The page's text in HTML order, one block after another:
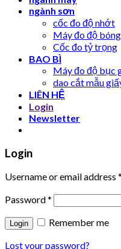
ngành sơn
cốc đo độ nhớt
Máy đo độ bóng
Cốc đo tỷ trọng
BAO BÌ
Máy đo độ bục
dao cắt mẫu
LIÊN HỆ
Login
Newsletter
Login
Username or email address *
Password*
Remember me
Lost your password?